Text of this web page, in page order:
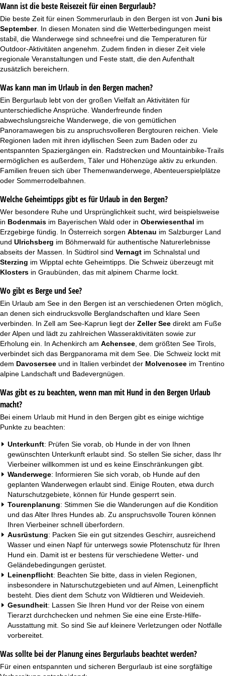
Wann ist die beste Reisezeit für einen Bergurlaub?
Die beste Zeit für einen Sommerurlaub in den Bergen ist von Juni bis
September. In diesen Monaten sind die Wetterbedingungen meist
stabil, die Wanderwege sind schneefrei und die Temperaturen für
Outdoor-Aktivitäten angenehm. Zudem finden in dieser Zeit viele
regionale Veranstaltungen und Feste statt, die den Aufenthalt
zusätzlich bereichern.
Was kann man im Urlaub in den Bergen machen?
Ein Bergurlaub lebt von der großen Vielfalt an Aktivitäten für
unterschiedliche Ansprüche. Wanderfreunde finden
abwechslungsreiche Wanderwege, die von gemütlichen
Panoramawegen bis zu anspruchsvolleren Bergtouren reichen. Viele
Regionen laden mit ihren idyllischen Seen zum Baden oder zu
entspannten Spaziergängen ein. Radstrecken und Mountainbike-Trails
ermöglichen es außerdem, Täler und Höhenzüge aktiv zu erkunden.
Familien freuen sich über Themenwanderwege, Abenteuerspielplätze
oder Sommerrodelbahnen.
Welche Geheimtipps gibt es für Urlaub in den Bergen?
Wer besondere Ruhe und Ursprünglichkeit sucht, wird beispielsweise
in Bodenmais im Bayerischen Wald oder in Oberwiesenthal im
Erzgebirge fündig. In Österreich sorgen Abtenau im Salzburger Land
und Ulrichsberg im Böhmerwald für authentische Naturerlebnisse
abseits der Massen. In Südtirol sind Vernagt im Schnalstal und
Sterzing im Wipptal echte Geheimtipps. Die Schweiz überzeugt mit
Klosters in Graubünden, das mit alpinem Charme lockt.
Wo gibt es Berge und See?
Ein Urlaub am See in den Bergen ist an verschiedenen Orten möglich,
an denen sich eindrucksvolle Berglandschaften und klare Seen
verbinden. In Zell am See-Kaprun liegt der Zeller See direkt am Fuße
der Alpen und lädt zu zahlreichen Wasseraktivitäten sowie zur
Erholung ein. In Achenkirch am Achensee, dem größten See Tirols,
verbindet sich das Bergpanorama mit dem See. Die Schweiz lockt mit
dem Davosersee und in Italien verbindet der Molvenosee im Trentino
alpine Landschaft und Badevergnügen.
Was gibt es zu beachten, wenn man mit Hund in den Bergen Urlaub
macht?
Bei einem Urlaub mit Hund in den Bergen gibt es einige wichtige
Punkte zu beachten:
Unterkunft: Prüfen Sie vorab, ob Hunde in der von Ihnen
gewünschten Unterkunft erlaubt sind. So stellen Sie sicher, dass Ihr
Vierbeiner willkommen ist und es keine Einschränkungen gibt.
Wanderwege: Informieren Sie sich vorab, ob Hunde auf den
geplanten Wanderwegen erlaubt sind. Einige Routen, etwa durch
Naturschutzgebiete, können für Hunde gesperrt sein.
Tourenplanung: Stimmen Sie die Wanderungen auf die Kondition
und das Alter Ihres Hundes ab. Zu anspruchsvolle Touren können
Ihren Vierbeiner schnell überfordern.
Ausrüstung: Packen Sie ein gut sitzendes Geschirr, ausreichend
Wasser und einen Napf für unterwegs sowie Pfotenschutz für Ihren
Hund ein. Damit ist er bestens für verschiedene Wetter- und
Geländebedingungen gerüstet.
Leinenpflicht: Beachten Sie bitte, dass in vielen Regionen,
insbesondere in Naturschutzgebieten und auf Almen, Leinenpflicht
besteht. Dies dient dem Schutz von Wildtieren und Weidevieh.
Gesundheit: Lassen Sie Ihren Hund vor der Reise von einem
Tierarzt durchchecken und nehmen Sie eine eine Erste-Hilfe-
Ausstattung mit. So sind Sie auf kleinere Verletzungen oder Notfälle
vorbereitet.
Was sollte bei der Planung eines Bergurlaubs beachtet werden?
Für einen entspannten und sicheren Bergurlaub ist eine sorgfältige